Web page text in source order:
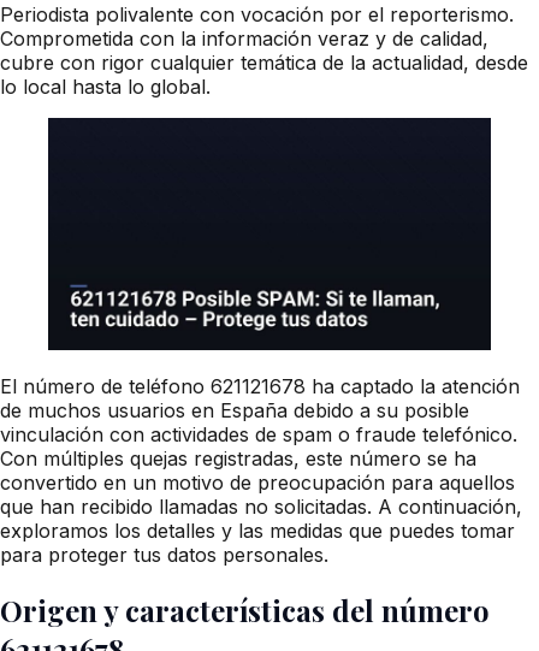
Periodista polivalente con vocación por el reporterismo.
Comprometida con la información veraz y de calidad,
cubre con rigor cualquier temática de la actualidad, desde
lo local hasta lo global.
El número de teléfono 621121678 ha captado la atención
de muchos usuarios en España debido a su posible
vinculación con actividades de spam o fraude telefónico.
Con múltiples quejas registradas, este número se ha
convertido en un motivo de preocupación para aquellos
que han recibido llamadas no solicitadas. A continuación,
exploramos los detalles y las medidas que puedes tomar
para proteger tus datos personales.
Origen y características del número